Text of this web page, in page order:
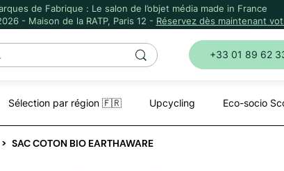
de Fabrique : Le salon de l’objet média made in France
- Maison de la RATP, Paris 12 - Réservez dès maintenant
+33 01 89 62
Sélection par région 🇫🇷 Upcycling Eco-socio
SAC COTON BIO EARTHAWARE